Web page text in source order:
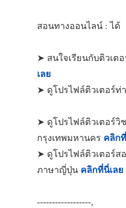
สอนทางออนไลน์ : ได้
➤ สนใจเรียนกับติวเต
เลย
➤ ดูโปรไฟล์ติวเตอร์ท่
➤ ดูโปรไฟล์ติวเตอร์วิ
กรุงเทพมหานคร คลิก
➤ ดูโปรไฟล์ติวเตอร์ส
ภาษาญี่ปุ่น คลิกที่นี่เลย
------------------,